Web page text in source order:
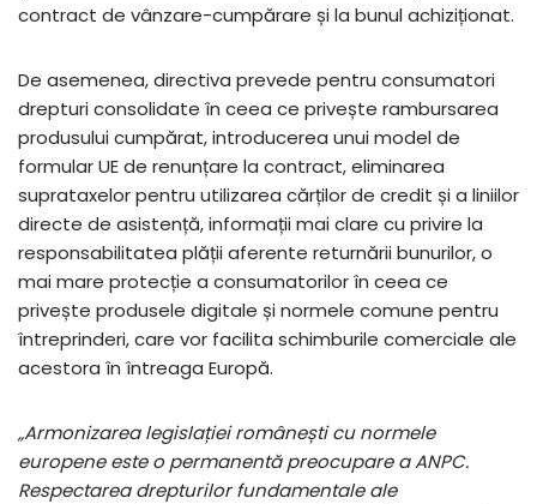
contract de vânzare-cumpărare și la bunul achiziționat.
De asemenea, directiva prevede pentru consumatori
drepturi consolidate în ceea ce privește rambursarea
produsului cumpărat, introducerea unui model de
formular UE de renunțare la contract, eliminarea
suprataxelor pentru utilizarea cărților de credit și a liniilor
directe de asistență, informații mai clare cu privire la
responsabilitatea plății aferente returnării bunurilor, o
mai mare protecție a consumatorilor în ceea ce
privește produsele digitale și normele comune pentru
întreprinderi, care vor facilita schimburile comerciale ale
acestora în întreaga Europă.
„Armonizarea legislației românești cu normele
europene este o permanentă preocupare a ANPC.
Respectarea drepturilor fundamentale ale